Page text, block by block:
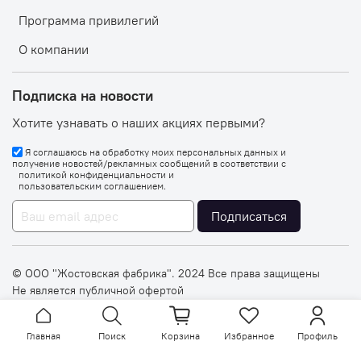
Программа привилегий
О компании
Подписка на новости
Хотите узнавать о наших акциях первыми?
Я соглашаюсь на обработку моих персональных данных и
получение новостей/рекламных сообщений в соответствии с
политикой конфиденциальности и
пользовательским соглашением.
Подписаться
© OOO "Жостовская фабрика". 2024 Все права защищены
Не является публичной офертой
Главная Поиск Корзина Избранное Профиль